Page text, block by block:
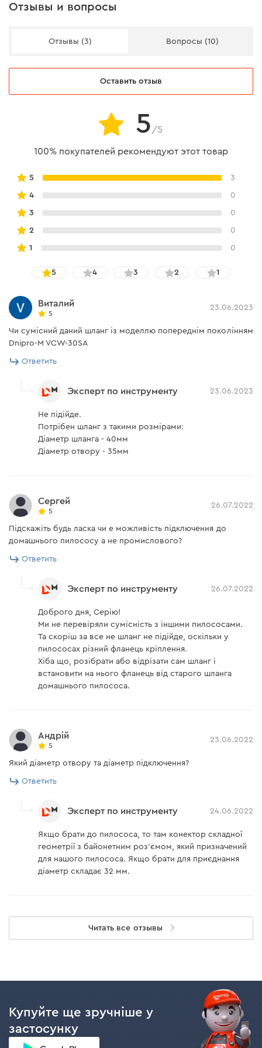
Отзывы и вопросы
Отзывы (3) Вопросы (10)
Оставить отзыв
5 /5
100% покупателей рекомендуют этот товар
5 3
4 0
3 0
2 0
1 0
5 4 3 2 1
Виталий
5
23.06.2023
Чи сумісний даний шланг із моделлю попереднім поколінням
Dnipro-M VCW-30SA
Ответить
Эксперт по инструменту 23.06.2023
Не підійде.
Потрібен шланг з такими розмірами:
Діаметр шланга - 40мм
Діаметр отвору - 35мм
Сергей
5
26.07.2022
Підскажіть будь ласка чи е можливість підключення до
домашнього пилососу а не промислового?
Ответить
Эксперт по инструменту 26.07.2022
Доброго дня, Серію!
Ми не перевіряли сумісність з іншими пилососами.
Та скоріш за все не шланг не підійде, оскільки у
пилососах різний фланець кріплення.
Хіба що, розібрати або відрізати сам шланг і
встановити на нього фланець від старого шланга
домашнього пилососа.
Андрій
5
23.06.2022
Який діаметр отвору та діаметр підключення?
Ответить
Эксперт по инструменту 24.06.2022
Якщо брати до пилососа, то там конектор складної
геометрії з байонетним роз'ємом, який призначений
для нашого пилососа. Якщо брати для приєднання
діаметр складає 32 мм.
Читать все отзывы
Купуйте ще зручніше у
застосунку